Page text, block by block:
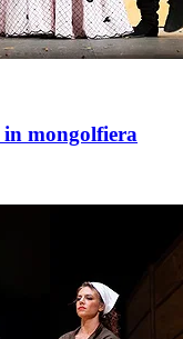
mongolfiera